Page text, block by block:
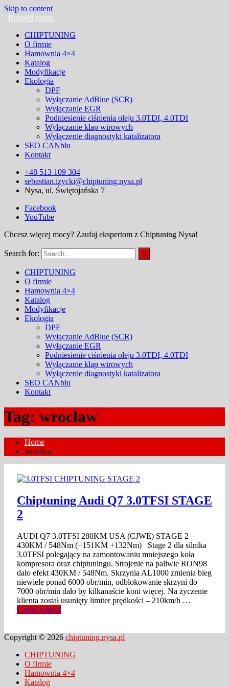
Skip to content
CHIPTUNING
O firmie
Hamownia 4×4
Katalog
Modyfikacje
Ekologia
DPF
Wyłączanie AdBlue (SCR)
Wyłączanie EGR
Podniesienie ciśnienia oleju 3.0TDI, 4.0TDI
Wyłączanie klap wirowych
Wyłączenie diagnostyki katalizatora
SEO CANblu
Kontakt
+48 513 109 304
sebastian.izycki@chiptuning.nysa.pl
Nysa, ul. Świętojańska 7
Facebook
YouTube
Chcesz więcej mocy? Zaufaj ekspertom z Chiptuning Nysa!
Search for:
CHIPTUNING
O firmie
Hamownia 4×4
Katalog
Modyfikacje
Ekologia
DPF
Wyłączanie AdBlue (SCR)
Wyłączanie EGR
Podniesienie ciśnienia oleju 3.0TDI, 4.0TDI
Wyłączanie klap wirowych
Wyłączenie diagnostyki katalizatora
SEO CANblu
Kontakt
Tag: wrocław
Home
wrocław
Chiptuning Audi Q7 3.0TFSI STAGE
2
AUDI Q7 3.0TFSI 280KM USA (CJWE) STAGE 2 –
430KM / 548Nm (+151KM +132Nm) Stage 2 dla silnika
3.0TFSI polegający na zamontowaniu mniejszego koła
kompresora oraz chiptuningu. Strojenie na paliwie RON98
dało efekt 430KM / 548Nm. Skrzynia AL1000 zmienia bieg
niewiele ponad 6000 obr/min, odblokowanie skrzyni do
7000 obr/min dało by kilkanaście koni więcej. Na życzenie
klienta został usunięty limiter prędkości – 210km/h …
Czytaj więcej
Copyright © 2026 chiptuning.nysa.pl
CHIPTUNING
O firmie
Hamownia 4×4
Katalog